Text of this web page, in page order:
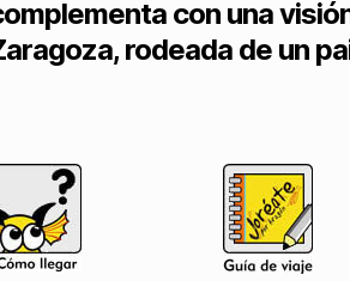
con una
rodeada de un